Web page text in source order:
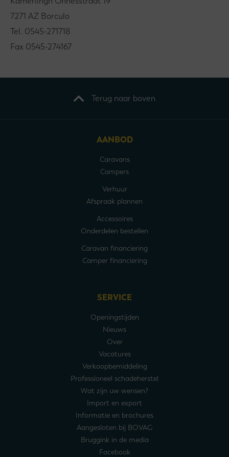
7271 AZ Borculo
Tel. 0545-271718
Fax 0545-274167
Terug naar boven
AANBOD
Caravans
Campers
Verhuur
Afspraak plannen
Accessoires
Onderdelen bestellen
Caravan financiering
Camper financiering
SERVICE
Openingstijden
Nieuws
Over
Vacatures
Verkoopbemiddeling
Professioneel schadeherstel
Wat zijn uw wensen?
Import en export
Informatie en brochures
Aangesloten bij BOVAG
Bruggink in de media
Facebook